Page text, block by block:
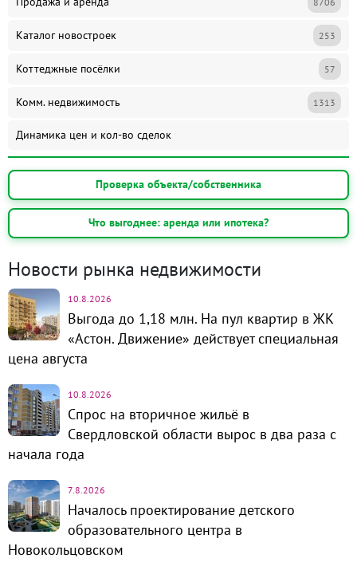
Каталог новостроек 253
Коттеджные посёлки 57
Комм. недвижимость 1313
Динамика цен и кол-во сделок
Проверка объекта/собственника
Что выгоднее: аренда или ипотека?
Новости рынка недвижимости
10.8.2026
Выгода до 1,18 млн. На пул квартир в ЖК
«Астон. Движение» действует специальная
цена августа
10.8.2026
Спрос на вторичное жильё в
Свердловской области вырос в два раза с
начала года
7.8.2026
Началось проектирование детского
образовательного центра в
Новокольцовском